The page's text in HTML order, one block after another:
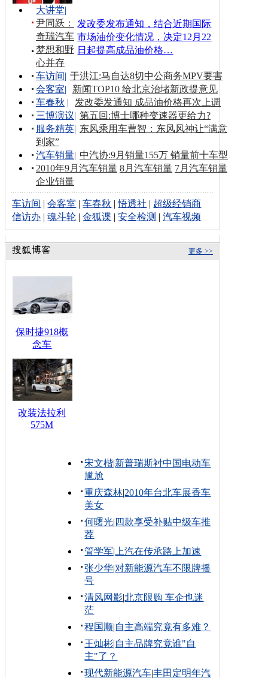
发改委发布通知，结合近期国际
市场油价变化情况，决定12月22
日起提高成品油价格…
大讲堂|
尹同跃：
奇瑞汽车
梦想和野
心并存
车访间| 于洪江:马自达8切中公商务MPV要害
会客室|
新闻TOP10 给北京治堵新政提意见
车春秋 |
发改委发通知 成品油价格再次上调
三博演议| 第五回:博士哪种变速器更给力?
服务精英| 东风乘用车曹智：东风风神让“满意
到家”
汽车销量| 中汽协:9月销量155万 销量前十车型
2010年9月汽车销量 8月汽车销量 7月汽车销量
企业销量
车访间 |会客室 |车春秋 |悟透社 | 超级经销商
信访办 |魂斗轮 |金狐谍 |安全检测 |汽车视频
更多 >>
保时捷918概
念车
改装法拉利
575M
宋文楷|新普瑞斯衬中国电动车
尴尬
重庆森林|2010年台北车展香车
美女
何曙光| 四款享受补贴中级车推
荐
管学军| 上汽在传承路上加速
张少华|对新能源汽车不限牌摇
号
清风网影|北京限购 车企也迷
茫
程国顺|自主高端究竟有多难？
王灿彬|自主品牌究竟谁"自
主"了？
现代新能源汽车|丰田定明年汽